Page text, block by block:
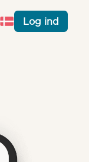
Log ind